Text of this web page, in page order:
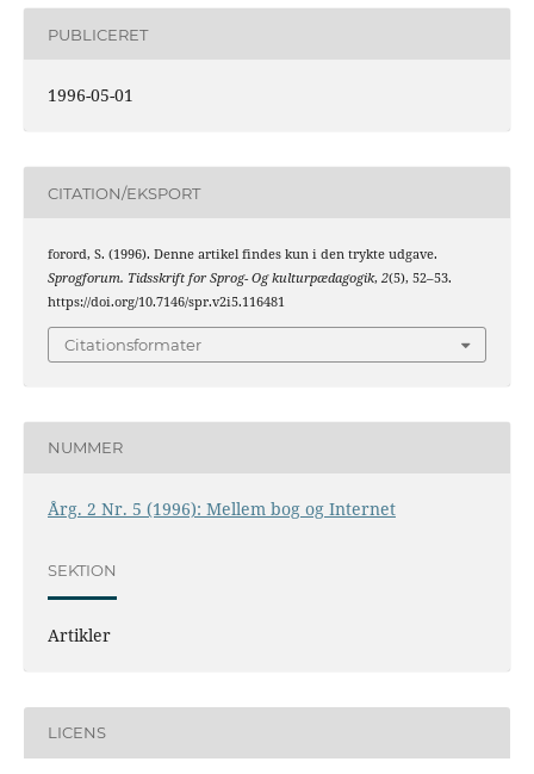
PUBLICERET
1996-05-01
CITATION/EKSPORT
forord, S. (1996). Denne artikel findes kun i den trykte udgave.
Sprogforum. Tidsskrift for Sprog- Og kulturpædagogik, 2(5), 52–53.
https://doi.org/10.7146/spr.v2i5.116481
Citationsformater
NUMMER
Årg. 2 Nr. 5 (1996): Mellem bog og Internet
SEKTION
Artikler
LICENS